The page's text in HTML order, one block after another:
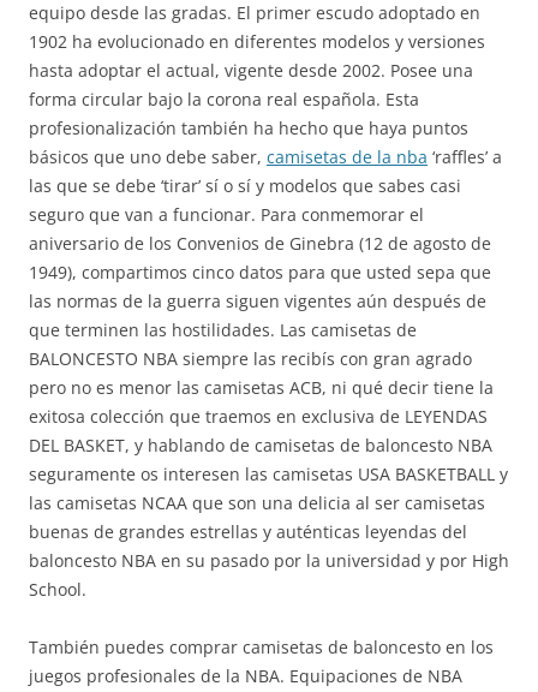
equipo desde las gradas. El primer escudo adoptado en
1902 ha evolucionado en diferentes modelos y versiones
hasta adoptar el actual, vigente desde 2002. Posee una
forma circular bajo la corona real española. Esta
profesionalización también ha hecho que haya puntos
básicos que uno debe saber, camisetas de la nba ‘raffles’ a
las que se debe ‘tirar’ sí o sí y modelos que sabes casi
seguro que van a funcionar. Para conmemorar el
aniversario de los Convenios de Ginebra (12 de agosto de
1949), compartimos cinco datos para que usted sepa que
las normas de la guerra siguen vigentes aún después de
que terminen las hostilidades. Las camisetas de
BALONCESTO NBA siempre las recibís con gran agrado
pero no es menor las camisetas ACB, ni qué decir tiene la
exitosa colección que traemos en exclusiva de LEYENDAS
DEL BASKET, y hablando de camisetas de baloncesto NBA
seguramente os interesen las camisetas USA BASKETBALL y
las camisetas NCAA que son una delicia al ser camisetas
buenas de grandes estrellas y auténticas leyendas del
baloncesto NBA en su pasado por la universidad y por High
School.
También puedes comprar camisetas de baloncesto en los
juegos profesionales de la NBA. Equipaciones de NBA